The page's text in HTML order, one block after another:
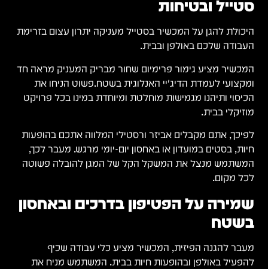
סטייל ובטיחות
היכולת להגן על המכשיר בסטייל מעניקה יתרון עצום בזרימת
העבודה שלכם באולפן ובבית.
המכשיר מציע גימור פרימיום שחור מבריק המעניק מראה חד
ומקצועי לעמדת הדיג'יי האנלוגית בשטח.פשוט הניחו את
הכיסוי ותיהנו מגמישות מוחלטת ומיוחדת במינו בכל פרויקט
מוזיקלי בבית.
לפיכך, אתם מקבלים אביזר ורסטילי המלווה אתכם בהופעות
חיות, בסטים במועדון או באחסון יום-יומי מרגש. מעבר לכך,
המשתמש מנצל את המשקל הקל של המגן להובלה פשוטה
לכל מקום.
שמירה על הפטיפון בדרכים ובאחסון
בשטח
מעבר להגנה הפיזית, המכשיר מציע כלי עבודה שכיף
להפעיל באולפן ובהופעות חיות בבית. המשתמש מניח את